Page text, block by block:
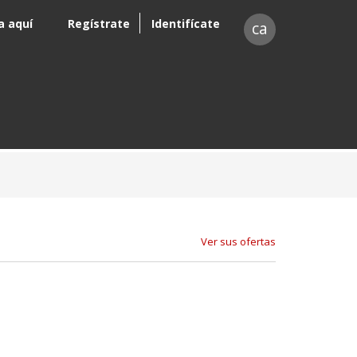
aquí Regístrate Identifícate ca
Ver sus ofertas